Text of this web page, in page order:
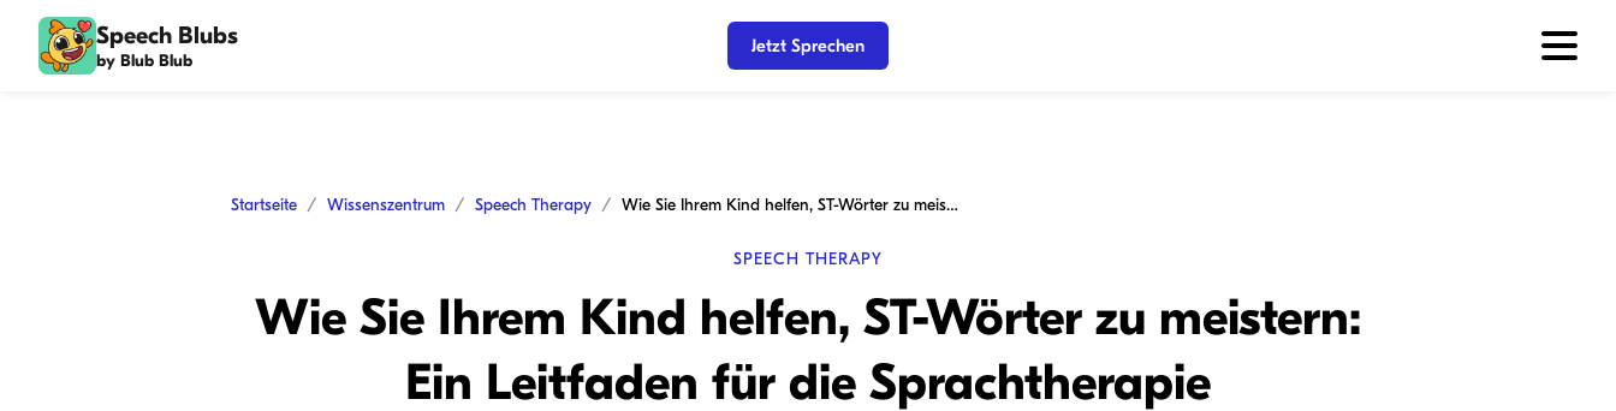
Speech Blubs
by Blub Blub
Jetzt Sprechen
Startseite Wissenszentrum Speech Therapy Wie Sie Ihrem Kind helfen, ST-Wörter zu meistern: Ein Leitfaden für die Sprachtherapie
SPEECH THERAPY
Wie Sie Ihrem Kind helfen, ST-Wörter zu meistern:
Ein Leitfaden für die Sprachtherapie